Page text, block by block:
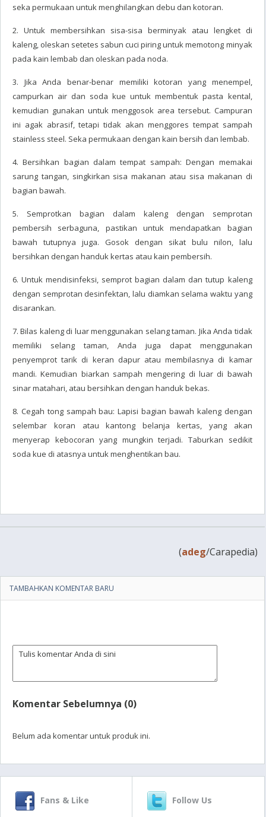
seka permukaan untuk menghilangkan debu dan kotoran.
2. Untuk membersihkan sisa-sisa berminyak atau lengket di
kaleng, oleskan setetes sabun cuci piring untuk memotong minyak
pada kain lembab dan oleskan pada noda.
3. Jika Anda benar-benar memiliki kotoran yang menempel,
campurkan air dan soda kue untuk membentuk pasta kental,
kemudian gunakan untuk menggosok area tersebut. Campuran
ini agak abrasif, tetapi tidak akan menggores tempat sampah
stainless steel. Seka permukaan dengan kain bersih dan lembab.
4. Bersihkan bagian dalam tempat sampah: Dengan memakai
sarung tangan, singkirkan sisa makanan atau sisa makanan di
bagian bawah.
5. Semprotkan bagian dalam kaleng dengan semprotan
pembersih serbaguna, pastikan untuk mendapatkan bagian
bawah tutupnya juga. Gosok dengan sikat bulu nilon, lalu
bersihkan dengan handuk kertas atau kain pembersih.
6. Untuk mendisinfeksi, semprot bagian dalam dan tutup kaleng
dengan semprotan desinfektan, lalu diamkan selama waktu yang
disarankan.
7. Bilas kaleng di luar menggunakan selang taman. Jika Anda tidak
memiliki selang taman, Anda juga dapat menggunakan
penyemprot tarik di keran dapur atau membilasnya di kamar
mandi. Kemudian biarkan sampah mengering di luar di bawah
sinar matahari, atau bersihkan dengan handuk bekas.
8. Cegah tong sampah bau: Lapisi bagian bawah kaleng dengan
selembar koran atau kantong belanja kertas, yang akan
menyerap kebocoran yang mungkin terjadi. Taburkan sedikit
soda kue di atasnya untuk menghentikan bau.
(adeg/Carapedia)
TAMBAHKAN KOMENTAR BARU
Komentar Sebelumnya (0)
Belum ada komentar untuk produk ini.
Fans & Like Follow Us